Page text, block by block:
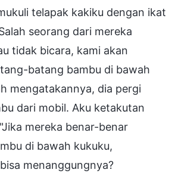
telapak kakiku dengan ikat
seorang dari mereka
tidak bicara, kami akan
batang bambu di bawah
mengatakannya, dia pergi
dari mobil. Aku ketakutan
mereka benar-benar
di bawah kukuku,
menanggungnya?